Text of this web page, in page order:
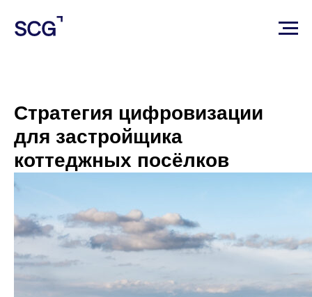
Стратегия цифровизации
для застройщика
коттеджных посёлков